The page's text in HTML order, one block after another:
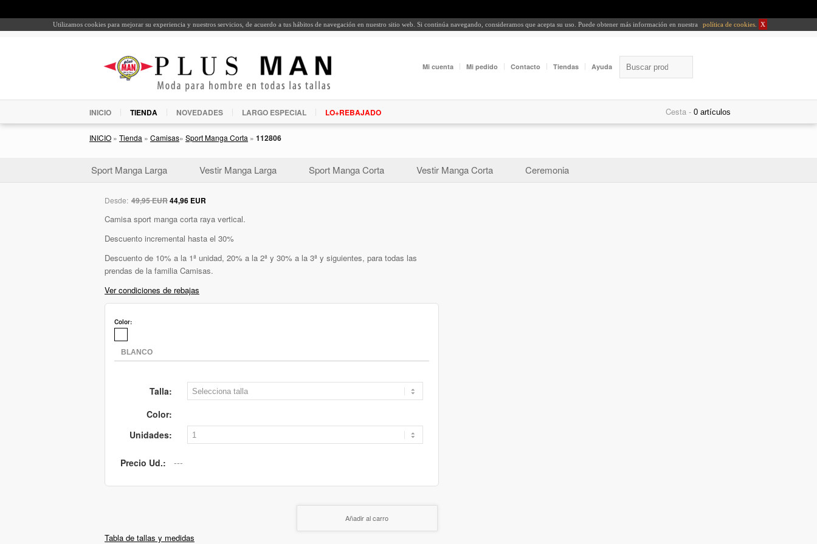
Utilizamos cookies para mejorar su experiencia y nuestros servicios, de acuerdo a tus hábitos de navegación en nuestro sitio web. Si continúa navegando, consideramos que acepta su uso. Puede obtener más información en nuestra política de cookies X
Mi cuenta Mi pedido Contacto Tiendas Ayuda
INICIO TIENDA NOVEDADES LARGO ESPECIAL LO+REBAJADO Cesta -
INICIO » Tienda » Camisas» Sport Manga Corta » 112806
Sport Manga Larga Vestir Manga Larga Sport Manga Corta Vestir Manga Corta Ceremonia
Desde: 49,95 EUR44,96 EUR
Camisa sport manga corta raya vertical.
Descuento incremental hasta el 30%
Descuento de 10% a la 1ª unidad, 20% a la 2ª y 30% a la 3ª y siguientes, para todas las
prendas de la familia Camisas.
Ver condiciones de rebajas
Color:
Talla:
Color:
Unidades:
Precio Ud.:
Añadir al carro
Tabla de tallas y medidas